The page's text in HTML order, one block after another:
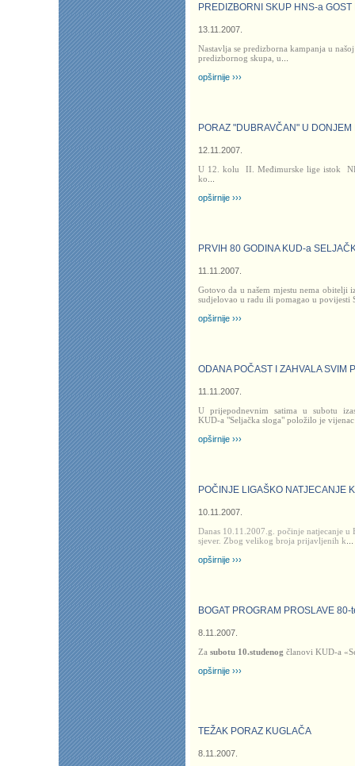
PREDIZBORNI SKUP HNS-a
13.11.2007.
Nastavlja se predizborna kampanja u
predizbornog skupa, u
opširnije ›››
PORAZ "DUBRAVČAN" U
12.11.2007.
U 12. kolu II. Međimurske lige istok
ko
opširnije ›››
PRVIH 80 GODINA KUD-a
11.11.2007.
Gotovo da u našem mjestu nema obitelji
sudjelovao u radu ili pomagao u povijesti
opširnije ›››
ODANA POČAST I ZAHVALA SVIM
11.11.2007.
U prijepodnevnim satima u subotu
KUD-a "Seljačka sloga" položilo je
opširnije ›››
POČINJE LIGAŠKO NATJECANJE
10.11.2007.
Danas 10.11.2007.g. počinje natjecanje
sjever. Zbog velikog broja prijavljenih k
opširnije ›››
BOGAT PROGRAM PROSLAVE
8.11.2007.
Za subotu 10.studenog članovi KUD-a
opširnije ›››
TEŽAK PORAZ KUGLAČA
8.11.2007.